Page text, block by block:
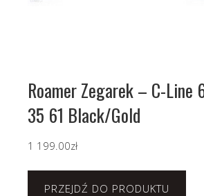
Roamer Zegarek – C-Line
35 61 Black/Gold
1 199.00zł
PRZEJDŹ DO PRODUKTU